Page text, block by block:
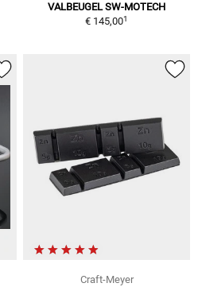
VALBEUGEL SW-MOTECH
€ 145,001
Craft-Meyer